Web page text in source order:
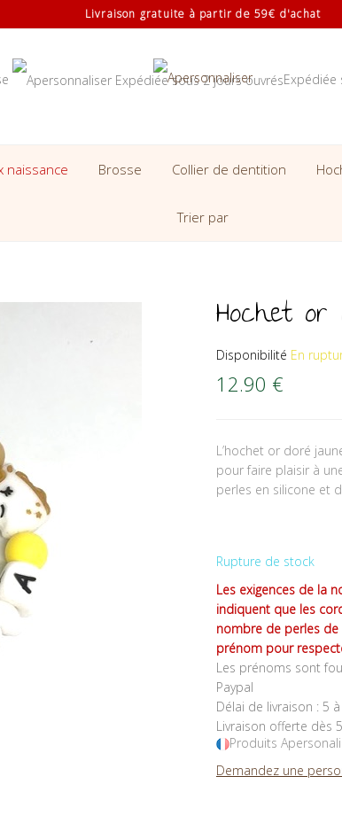
Livraison gratuite à partir de 59€ d'achat
Expédiée
naissance Brosse Collier de dentition
Trier par
Hochet
Disponibilité En
12.90 €
L’hochet or doré
pour faire plaisir à
perles en silicone et
Rupture de stock
Les exigences de la
indiquent que les
nombre de perles
prénom pour
Les prénoms sont
Paypal
Délai de livraison : 5
Livraison offerte dès
Produits
Demandez une